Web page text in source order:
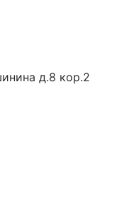
д.8 кор.2